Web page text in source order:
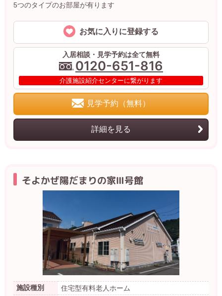
5つのタイプのお部屋が有ります
お気に入りに登録する
入居相談・見学予約は全て無料
0120-651-816
介護施設紹介センターに繋がります
見学予約（無料）
詳細を見る
そよかぜ陽だまりの家Ⅲ号館
施設種別
住宅型有料老人ホーム